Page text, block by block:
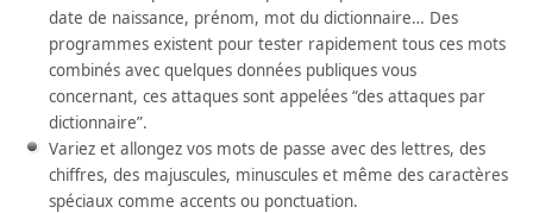
date de naissance, prénom, mot du dictionnaire… Des
programmes existent pour tester rapidement tous ces mots
combinés avec quelques données publiques vous
concernant, ces attaques sont appelées “des attaques par
dictionnaire”.
Variez et allongez vos mots de passe avec des lettres, des
chiffres, des majuscules, minuscules et même des caractères
spéciaux comme accents ou ponctuation.